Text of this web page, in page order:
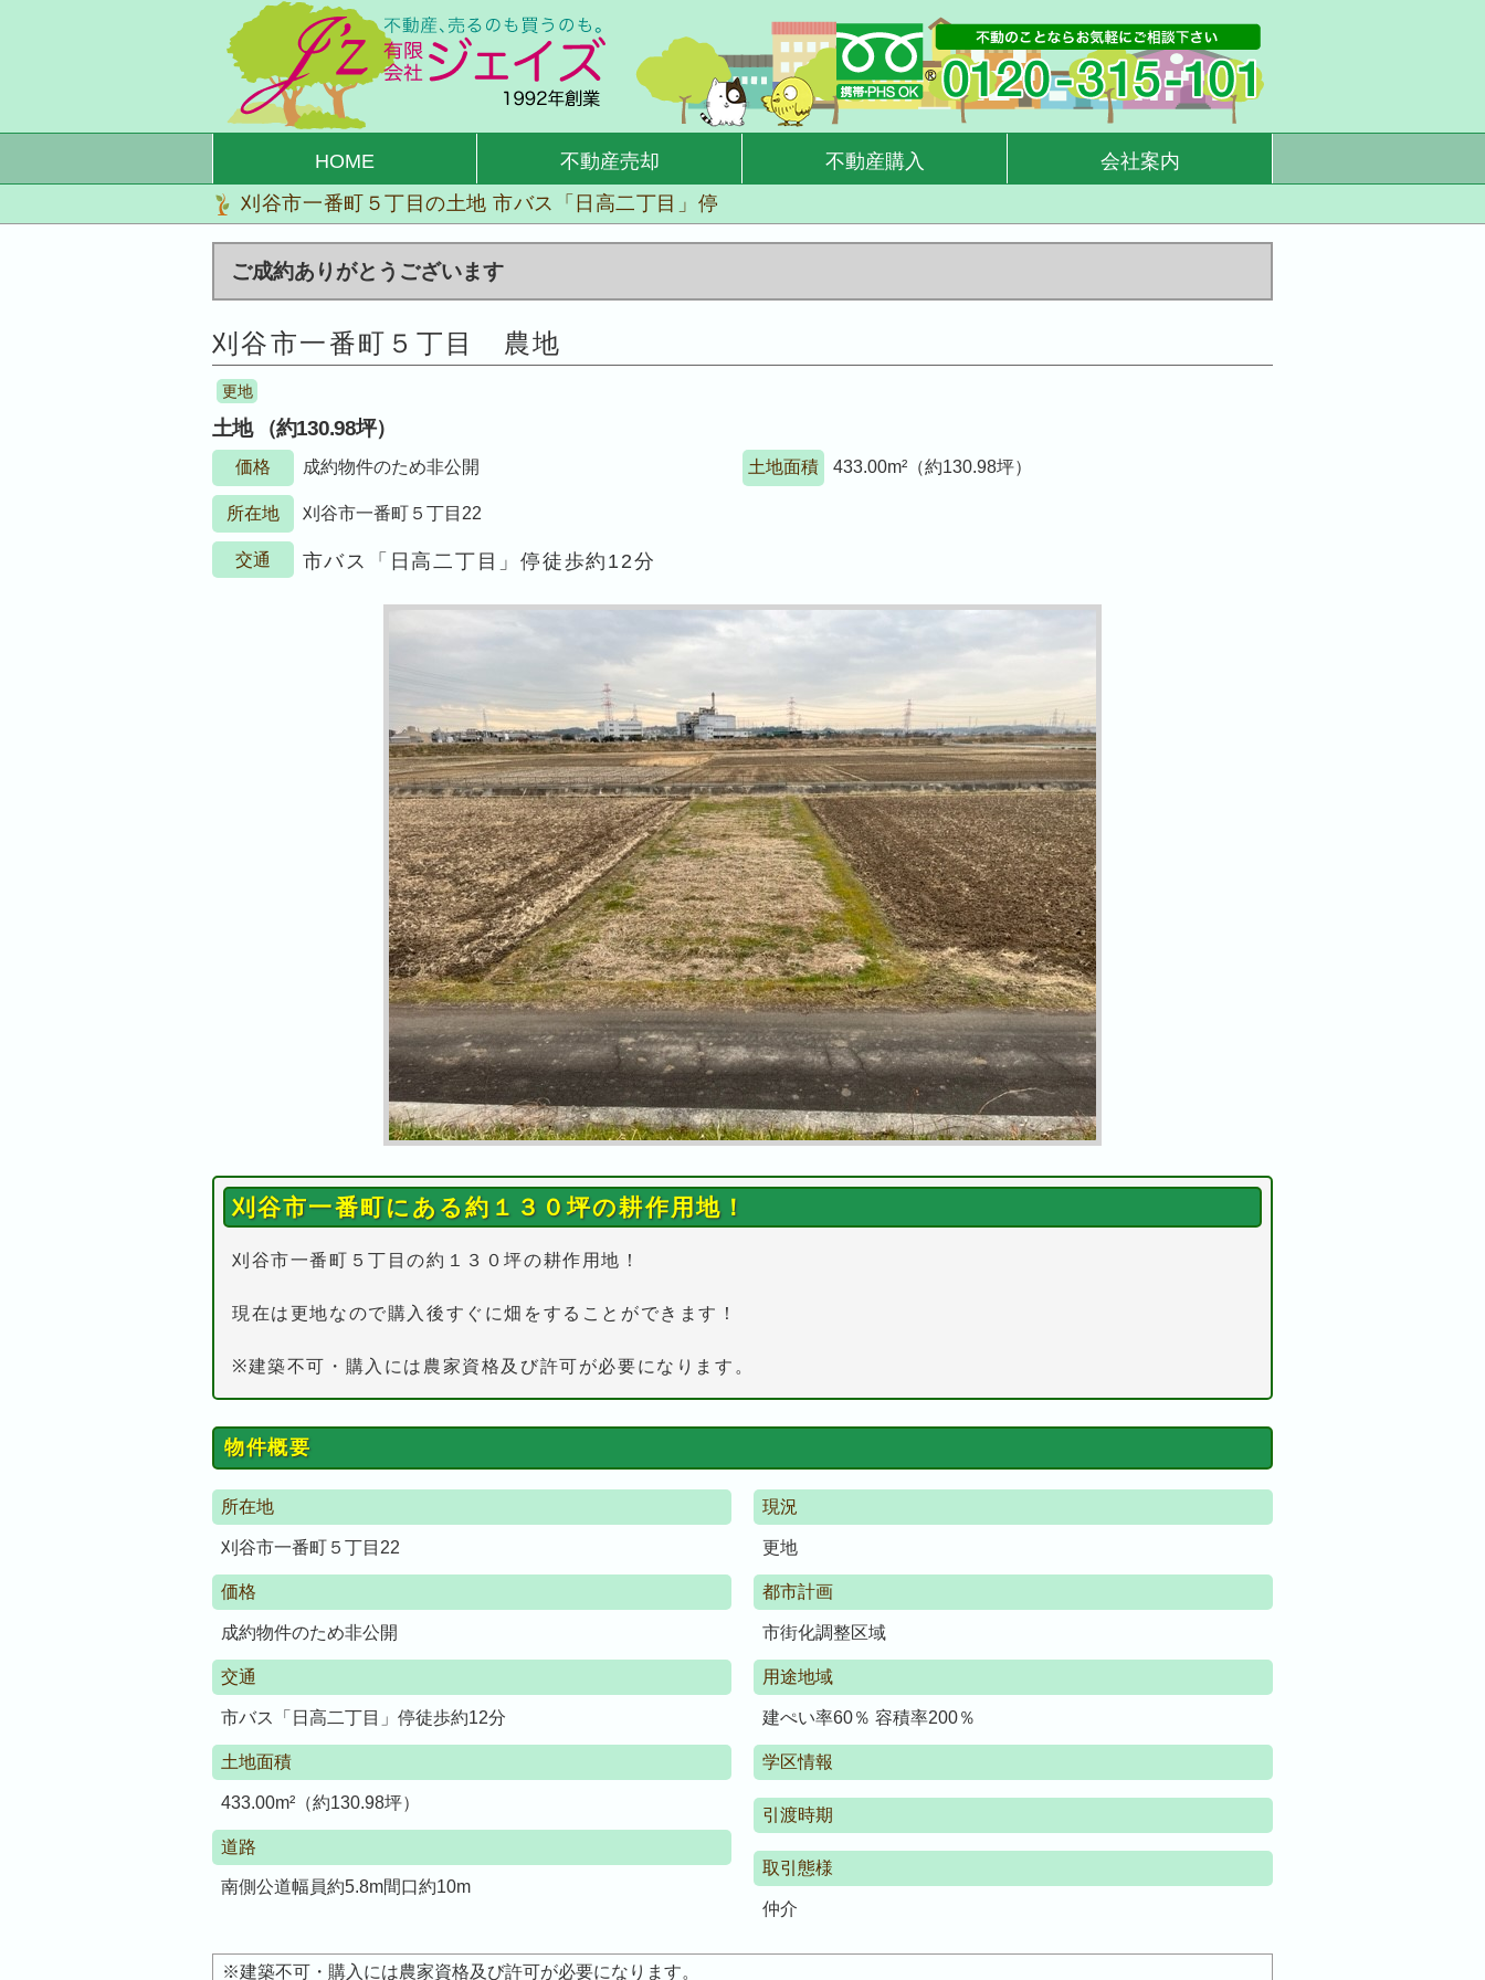
HOME 不動産売却 不動産購入
会社案内
刈谷市一番町５丁目の土地 市バス「日高二丁目」停
ご成約ありがとうございます
刈谷市一番町５丁目 農地
更地
土地 （約130.98坪）
価格 成約物件のため非公開
所在地 刈谷市一番町５丁目22
交通 市バス「日高二丁目」停徒歩約12分
土地面積 433.00m²（約130.98坪）
刈谷市一番町にある約１３０坪の耕作用地！
刈谷市一番町５丁目の約１３０坪の耕作用地！
現在は更地なので購入後すぐに畑をすることができます！
※建築不可・購入には農家資格及び許可が必要になります。
物件概要
所在地
刈谷市一番町５丁目22
価格
成約物件のため非公開
交通
市バス「日高二丁目」停徒歩約12分
土地面積
433.00m²（約130.98坪）
道路
南側公道幅員約5.8m間口約10m
現況
更地
都市計画
市街化調整区域
用途地域
建ぺい率60％ 容積率200％
学区情報
引渡時期
取引態様
仲介
※建築不可・購入には農家資格及び許可が必要になります。